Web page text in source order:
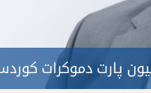
پارت دموکرات